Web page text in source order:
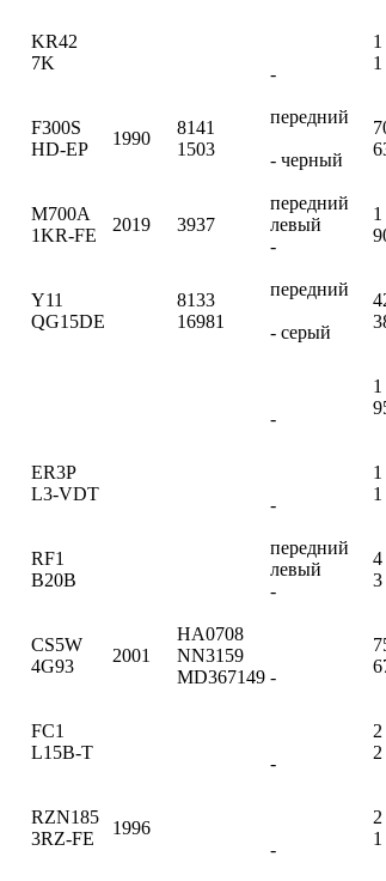
KR42
7K
-
F300S
HD-EP
1990
8141
1503
передний
- черный
M700A
1KR-FE
2019 3937
передний
левый
-
Y11
QG15DE
8133
16981
передний
- серый
-
ER3P
L3-VDT
-
RF1
B20B
передний
левый
-
4
3
CS5W
4G93
2001
HA0708
NN3159
MD367149 -
FC1
L15B-T
-
RZN185
3RZ-FE
1996
-